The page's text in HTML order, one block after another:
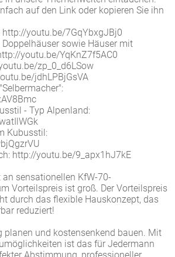
auf den Link oder kopieren Sie ihn
youtu.be/7GqYbxgJBj0
sowie Häuser mit
youtu.be/YqKnZ7f5AC0
zp_0_d6LSow
jdhLPBjGsVA
- Typ Alpenland:
Kubusstil:
http://youtu.be/9_apx1hJ7kE
sensationellen KfW-70-
Vorteilspreis ist groß. Der Vorteilspreis
durch das flexible Hauskonzept, das
reduziert!
planen und kostensenkend bauen. Mit
ist das für Jedermann